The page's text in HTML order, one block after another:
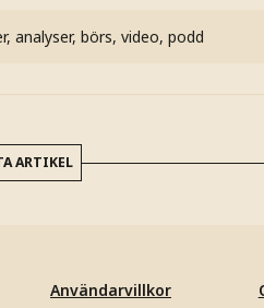
analyser, börs, video, podd
ARTIKEL
Användarvillkor